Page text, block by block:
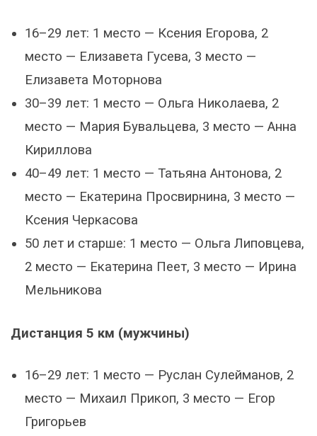
16–29 лет: 1 место — Ксения Егорова, 2
место — Елизавета Гусева, 3 место —
Елизавета Моторнова
30–39 лет: 1 место — Ольга Николаева, 2
место — Мария Бувальцева, 3 место — Анна
Кириллова
40–49 лет: 1 место — Татьяна Антонова, 2
место — Екатерина Просвирнина, 3 место —
Ксения Черкасова
50 лет и старше: 1 место — Ольга Липовцева,
2 место — Екатерина Пеет, 3 место — Ирина
Мельникова
Дистанция 5 км (мужчины)
16–29 лет: 1 место — Руслан Сулейманов, 2
место — Михаил Прикоп, 3 место — Егор
Григорьев